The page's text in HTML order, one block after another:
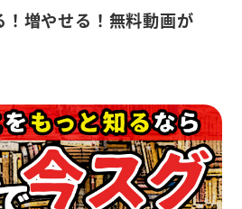
増やせる！無料動画が